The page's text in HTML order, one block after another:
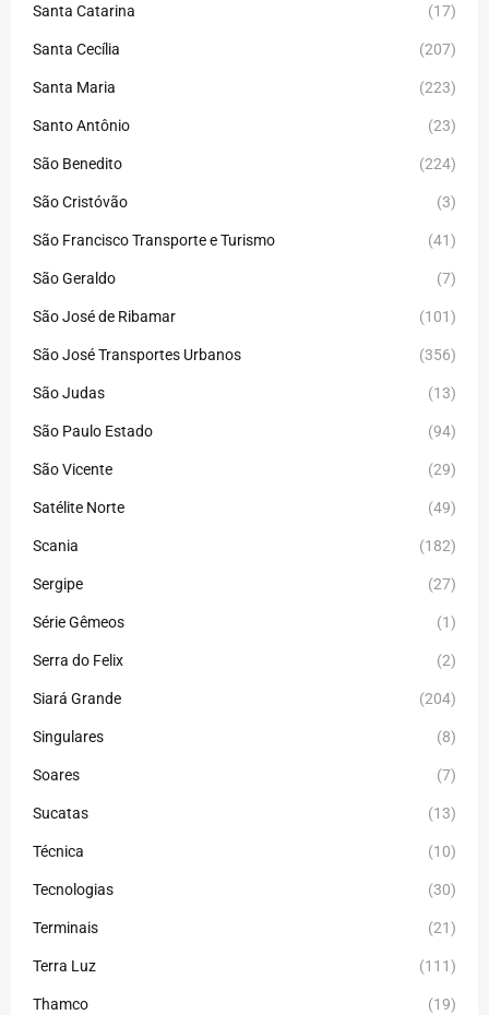
Santa Catarina (17)
Santa Cecília (207)
Santa Maria (223)
Santo Antônio (23)
São Benedito (224)
São Cristóvão (3)
São Francisco Transporte e Turismo (41)
São Geraldo (7)
São José de Ribamar (101)
São José Transportes Urbanos (356)
São Judas (13)
São Paulo Estado (94)
São Vicente (29)
Satélite Norte (49)
Scania (182)
Sergipe (27)
Série Gêmeos (1)
Serra do Felix (2)
Siará Grande (204)
Singulares (8)
Soares (7)
Sucatas (13)
Técnica (10)
Tecnologias (30)
Terminais (21)
Terra Luz (111)
Thamco (19)